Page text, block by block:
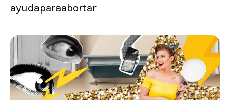
ayudaparaabortar